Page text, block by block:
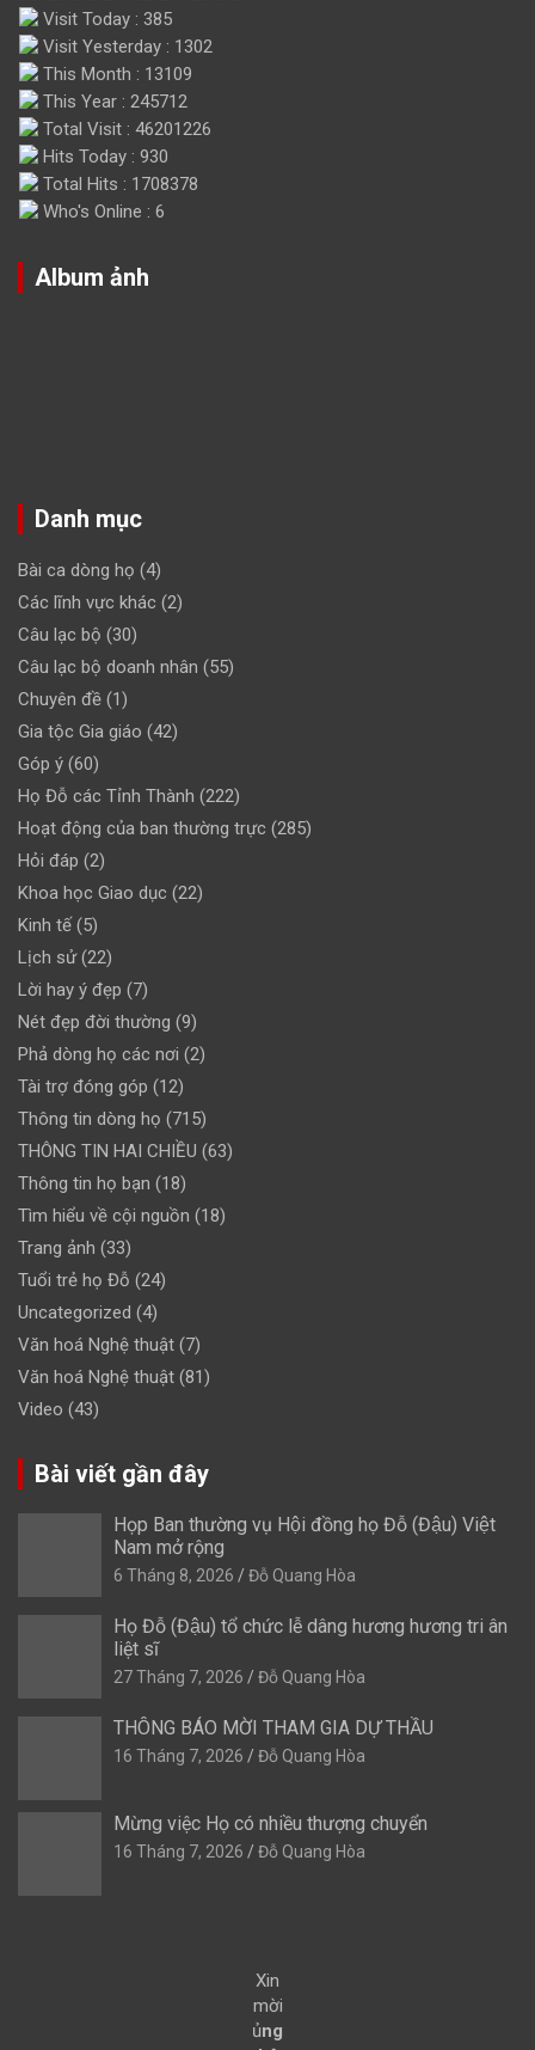
Visit Today : 385
Visit Yesterday : 1302
This Month : 13109
This Year : 245712
Total Visit : 46201226
Hits Today : 930
Total Hits : 1708378
Who's Online : 6
Album ảnh
Danh mục
Bài ca dòng họ (4)
Các lĩnh vực khác (2)
Câu lạc bộ (30)
Câu lạc bộ doanh nhân (55)
Chuyên đề (1)
Gia tộc Gia giáo (42)
Góp ý (60)
Họ Đỗ các Tỉnh Thành (222)
Hoạt động của ban thường trực (285)
Hỏi đáp (2)
Khoa học Giao dục (22)
Kinh tế(5)
Lịch sử(22)
Lời hay ý đẹp (7)
Nét đẹp đời thường (9)
Phả dòng họ các nơi (2)
Tài trợ đóng góp (12)
Thông tin dòng họ (715)
THÔNG TIN HAI CHIỀU (63)
Thông tin họ bạn (18)
Tìm hiểu về cội nguồn (18)
Trang ảnh (33)
Tuổi trẻ họ Đỗ (24)
Uncategorized (4)
Văn hoá Nghệ thuật (7)
Văn hoá Nghệ thuật (81)
Video (43)
Bài viết gần đây
Họp Ban thường vụ Hội đồng họ Đỗ (Đậu) Việt
Nam mở rộng
6 Tháng 8, 2026 Đỗ Quang Hòa
Họ Đỗ (Đậu) tổ chức lễ dâng hương hương tri ân
liệt sĩ
27 Tháng 7, 2026 Đỗ Quang Hòa
THÔNG BÁO MỜI THAM GIA DỰ THẦU
16 Tháng 7, 2026 Đỗ Quang Hòa
Mừng việc Họ có nhiều thượng chuyển
16 Tháng 7, 2026 Đỗ Quang Hòa
Xin
mời
ủng